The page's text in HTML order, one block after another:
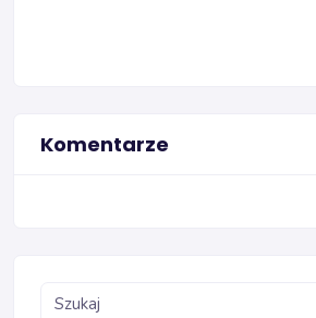
Komentarze